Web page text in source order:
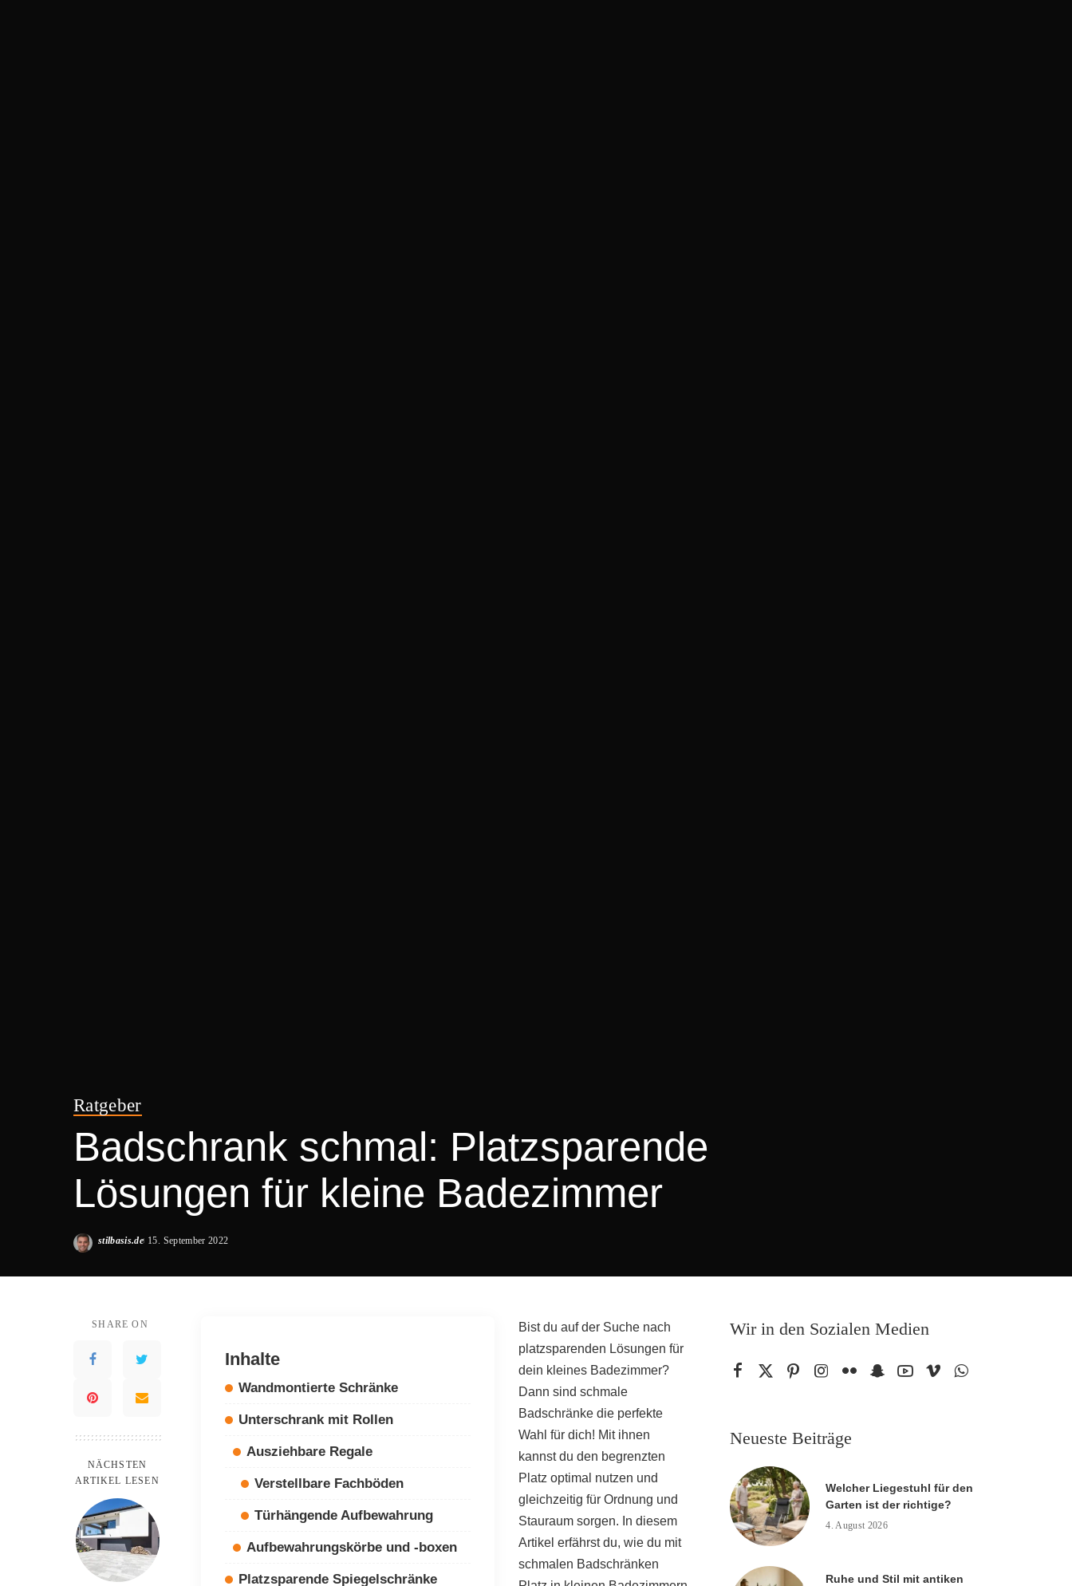
Ratgeber
Badschrank schmal: Platzsparende
Lösungen für kleine Badezimmer
Posted
stilbasis.de 15. September 2022
SHARE ON
NÄCHSTEN
ARTIKEL LESEN
Inhalte
Wandmontierte Schränke
Unterschrank mit Rollen
Ausziehbare Regale
Verstellbare Fachböden
Türhängende Aufbewahrung
Aufbewahrungskörbe und -boxen
Platzsparende Spiegelschränke
Bist du auf der Suche nach
platzsparenden Lösungen für
dein kleines Badezimmer?
Dann sind schmale
Badschränke die perfekte
Wahl für dich! Mit ihnen
kannst du den begrenzten
Platz optimal nutzen und
gleichzeitig für Ordnung und
Stauraum sorgen. In diesem
Artikel erfährst du, wie du mit
schmalen Badschränken
Wir in den Sozialen Medien
Neueste Beiträge
Welcher Liegestuhl für den
Garten ist der richtige?
4. August 2026
Ruhe und Stil mit antiken